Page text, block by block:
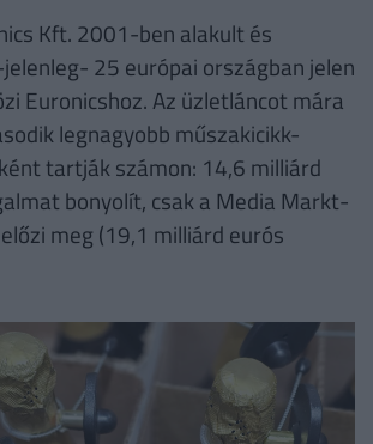
Kft. 2001-ben alakult és
25 európai országban jelen
Euronicshoz. Az üzletláncot mára
legnagyobb műszakicikk-
tartják számon: 14,6 milliárd
bonyolít, csak a Media Markt-
meg (19,1 milliárd eurós